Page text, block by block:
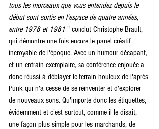
tous les morceaux que vous entendez depuis le
début sont sortis en l'espace de quatre années,
entre 1978 et 1981 " conclut Christophe Brault,
qui démontre une fois encore le panel créatif
incroyable de l'époque. Avec un humour décapant,
et un entrain exemplaire, sa conférence enjouée a
donc réussi à déblayer le terrain houleux de l'après
Punk qui n'a cessé de se réinventer et d'explorer
de nouveaux sons. Qu'importe donc les étiquettes,
évidemment et c'est surtout, comme il le disait,
une façon plus simple pour les marchands, de